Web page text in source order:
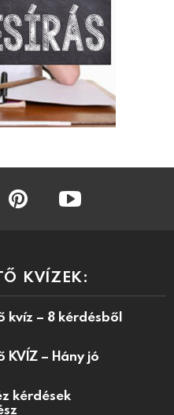
KVÍZEK:
kvíz – 8 kérdésből
– Hány jó
kérdések